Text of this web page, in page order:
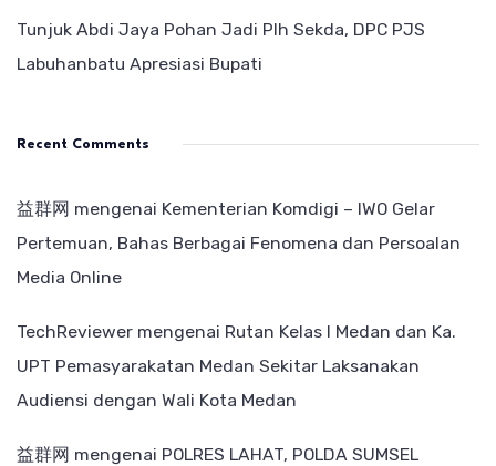
Tunjuk Abdi Jaya Pohan Jadi Plh Sekda, DPC PJS
Labuhanbatu Apresiasi Bupati
Recent Comments
益群网 mengenai Kementerian Komdigi – IWO Gelar
Pertemuan, Bahas Berbagai Fenomena dan Persoalan
Media Online
TechReviewer mengenai Rutan Kelas I Medan dan Ka.
UPT Pemasyarakatan Medan Sekitar Laksanakan
Audiensi dengan Wali Kota Medan
益群网 mengenai POLRES LAHAT, POLDA SUMSEL